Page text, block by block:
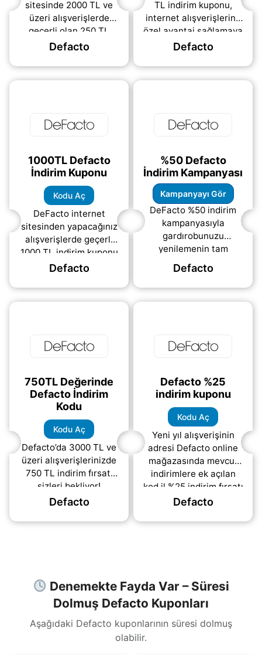
sitesinde 2000 TL ve
üzeri alışverişlerde
geçerli olan 250 TL
indirim kuponu ile
fiyatlarla yakalama
fırsatı sizlerle!
Defacto
TL indirim kuponu,
internet alışverişlerine
özel avantaj sağlamaya
devam ediyor. Kadın,
giyiminden
aksesuarlara kadar
Defacto
1000TL Defacto
İndirim Kuponu
Kodu Aç
DeFacto internet
sitesinden yapacağınız
alışverişlerde geçerli
1000 TL indirim kuponu
sizlerle buluşuyor!
ayakkabıdan çocuk
ürünlerine
Defacto
%50 Defacto
İndirim Kampanyası
Kampanyayı Gör
DeFacto %50 indirim
kampanyasıyla
gardırobunuzu
yenilemenin tam
zamanı! “KODU AÇ”
butonuna tıklayarak
kampanya detaylarını
inceleyin ve DeFacto
Defacto
750TL Değerinde
Defacto İndirim
Kodu
Kodu Aç
Defacto’da 3000 TL ve
üzeri alışverişlerinizde
750 TL indirim fırsatı
sizleri bekliyor!
Kampanyadan
kodu aç butonuna
Defacto
Defacto %25
indirim kuponu
Kodu Aç
Yeni yıl alışverişinin
adresi Defacto online
mağazasında mevcut
indirimlere ek açılan
kod il %25 indirim fırsatı
sizleri bekliyor.
Defacto
Denemekte Fayda Var – Süresi
Dolmuş Defacto Kuponları
Aşağıdaki Defacto kuponlarının süresi dolmuş
olabilir.